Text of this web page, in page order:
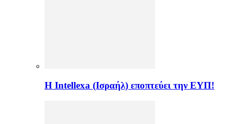
Η Intellexa (Ισραήλ) εποπτεύει την ΕΥΠ!